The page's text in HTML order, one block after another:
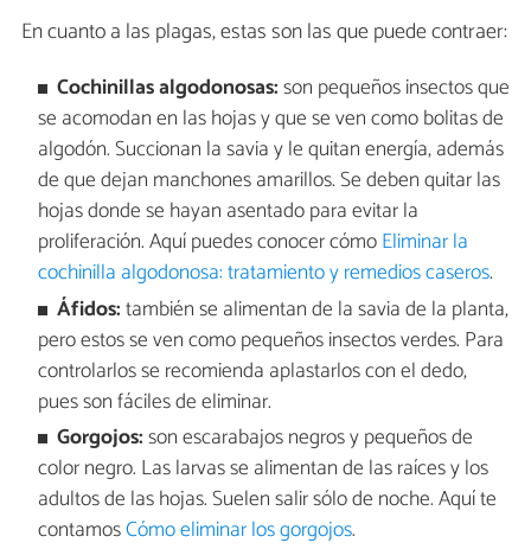
En cuanto a las plagas, estas son las que puede contraer:
Cochinillas algodonosas:son pequeños insectos que
se acomodan en las hojas y que se ven como bolitas de
algodón. Succionan la savia y le quitan energía, además
de que dejan manchones amarillos. Se deben quitar las
hojas donde se hayan asentado para evitar la
proliferación. Aquí puedes conocer cómoEliminar la
cochinilla algodonosa: tratamiento y remedios caseros.
Áfidos:también se alimentan de la savia de la planta,
pero estos se ven como pequeños insectos verdes. Para
controlarlos se recomienda aplastarlos con el dedo,
pues son fáciles de eliminar.
Gorgojos:son escarabajos negros y pequeños de
color negro. Las larvas se alimentan de las raíces y los
adultos de las hojas. Suelen salir sólo de noche. Aquí te
contamosCómo eliminar los gorgojos.